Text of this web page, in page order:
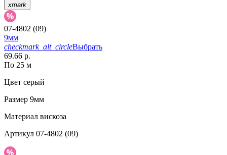
xmark
07-4802 (09)
9мм
checkmark_alt_circleВыбрать
69.66 р.
По 25 м
Цвет серый
Размер 9мм
Материал вискоза
Артикул 07-4802 (09)